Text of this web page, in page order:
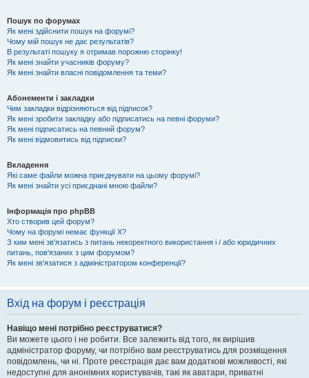
Пошук по форумах
Як мені здійснити пошук на форумі?
Чому мій пошук не дає результатів?
В результаті пошуку я отримав порожню сторінку!
Як мені знайти учасників форуму?
Як мені знайти власні повідомлення та теми?
Абонементи і закладки
Чим закладки відрізняються від підписок?
Як мені зробити закладку або підписатись на певні форуми?
Як мені підписатись на певний форум?
Як мені відмовитись від підписки?
Вкладення
Які саме файли можна приєднувати на цьому форумі?
Як мені знайти усі приєднані мною файли?
Інформація про phpBB
Хто створив цей форум?
Чому на форумі немає функції X?
З ким мені зв'язатись з питань некоректного використання і / або юридичних
питань, пов'язаних з цим форумом?
Як мені зв'язатися з адміністратором конференції?
Вхід на форум і реєстрація
Навіщо мені потрібно реєструватися?
Ви можете цього і не робити. Все залежить від того, як вирішив
адміністратор форуму, чи потрібно вам реєструватись для розміщення
повідомлень, чи ні. Проте реєстрація дає вам додаткові можливості, які
недоступні для анонімних користувачів, такі як аватари, приватні